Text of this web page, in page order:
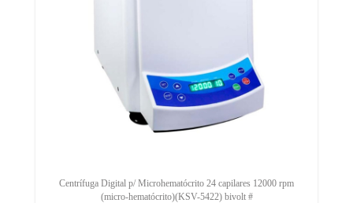
Centrífuga Digital p/ Microhematócrito 24 capilares 12000 rpm
(micro-hematócrito)(KSV-5422) bivolt #